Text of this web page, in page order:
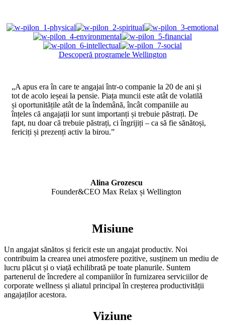
Descoperă programele Wellington
„A apus era în care te angajai într-o companie la 20 de ani și
tot de acolo ieșeai la pensie. Piața muncii este atât de volatilă
și oportunitățile atât de la îndemână, încât companiile au
înțeles că angajații lor sunt importanți și trebuie păstrați. De
fapt, nu doar că trebuie păstrați, ci îngrijiți – ca să fie sănătoși,
fericiți și prezenți activ la birou.”
Alina Grozescu
Founder&CEO Max Relax și Wellington
Misiune
Un angajat sănătos și fericit este un angajat productiv. Noi
contribuim la crearea unei atmosfere pozitive, susținem un mediu de
lucru plăcut și o viață echilibrată pe toate planurile. Suntem
partenerul de încredere al companiilor în furnizarea serviciilor de
corporate wellness și aliatul principal în creșterea productivității
angajaților acestora.
Viziune